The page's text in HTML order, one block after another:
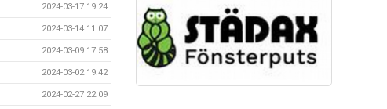
2024-03-17 19:24
2024-03-14 11:07
2024-03-09 17:58
2024-03-02 19:42
2024-02-27 22:09